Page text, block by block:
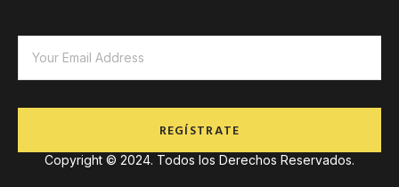
REGÍSTRATE
Copyright © 2024. Todos los Derechos Reservados.